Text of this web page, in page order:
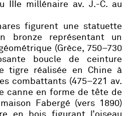
IIIe millénaire av. J.-C. au
figurent une statuette
bronze représentant un
(Grèce, 750–730
boucle de ceinture
tigre réalisée en Chine à
combattants (475–221 av.
canne en forme de tête de
Fabergé (vers 1890)